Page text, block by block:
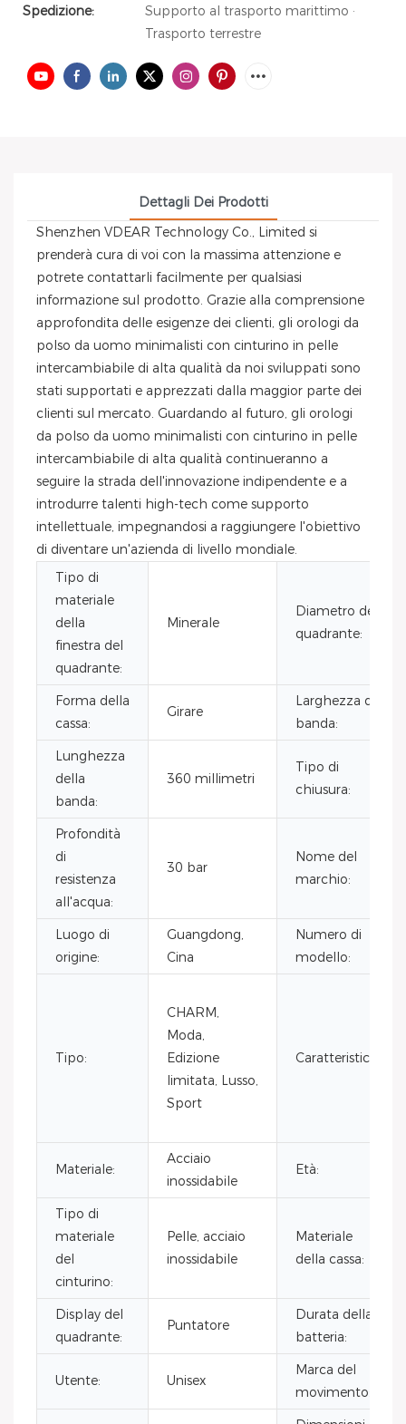
Spedizione:
Supporto al trasporto marittimo ·
Trasporto terrestre
Dettagli Dei Prodotti
Shenzhen VDEAR Technology Co., Limited si
prenderà cura di voi con la massima attenzione e
potrete contattarli facilmente per qualsiasi
informazione sul prodotto. Grazie alla comprensione
approfondita delle esigenze dei clienti, gli orologi da
polso da uomo minimalisti con cinturino in pelle
intercambiabile di alta qualità da noi sviluppati sono
stati supportati e apprezzati dalla maggior parte dei
clienti sul mercato. Guardando al futuro, gli orologi
da polso da uomo minimalisti con cinturino in pelle
intercambiabile di alta qualità continueranno a
seguire la strada dell'innovazione indipendente e a
introdurre talenti high-tech come supporto
intellettuale, impegnandosi a raggiungere l'obiettivo
di diventare un'azienda di livello mondiale.
Tipo di
materiale
della
finestra del
quadrante:
Minerale
Diametro del
quadrante:
Forma della
cassa:
Girare
Larghezza di
banda:
Lunghezza
della
banda:
360 millimetri
Tipo di
chiusura:
Profondità
di
resistenza
all'acqua:
30 bar
Nome del
marchio:
Luogo di
origine:
Guangdong,
Cina
Numero di
modello:
Tipo:
CHARM,
Moda,
Edizione
limitata, Lusso,
Sport
Caratteristica:
Materiale:
Acciaio
inossidabile
Età:
Tipo di
materiale
del
cinturino:
Pelle, acciaio
inossidabile
Materiale
della cassa:
Display del
quadrante:
Puntatore
Durata della
batteria:
Utente: Unisex
Marca del
movimento: